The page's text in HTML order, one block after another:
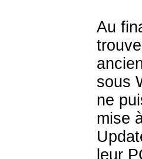
Au
sous
ne
mise
leur